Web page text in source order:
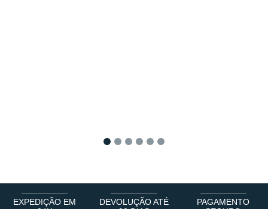
EXPEDIÇÃO EM
DEVOLUÇÃO ATÉ
PAGAMENTO